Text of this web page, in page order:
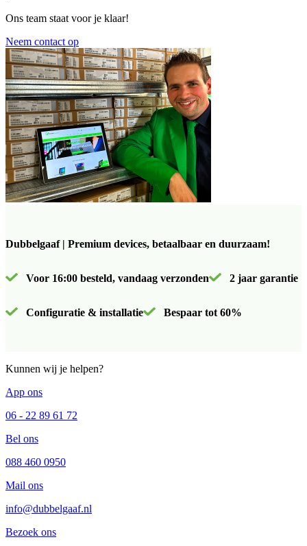
Ons team staat voor je klaar!
Neem contact op
Dubbelgaaf | Premium devices, betaalbaar en duurzaam!
Voor 16:00 besteld, vandaag verzonden 2 jaar garantie
Configuratie & installatie Bespaar tot 60%
Kunnen wij je helpen?
App ons
06 - 22 89 61 72
Bel ons
088 460 0950
Mail ons
info@dubbelgaaf.nl
Bezoek ons